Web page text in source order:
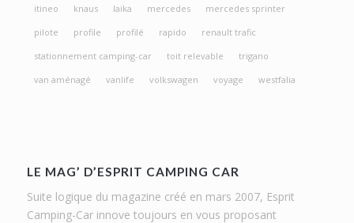
itineo
knaus laika mercedes
mercedes sprinter
pilote
profile profilé rapido
renault trafic
stationnement camping-car
toit relevable
trigano
van aménagé
vanlife volkswagen voyage westfalia
LE MAG’ D’ESPRIT CAMPING CAR
Suite logique du magazine créé en mars 2007, Esprit
Camping-Car innove toujours en vous proposant